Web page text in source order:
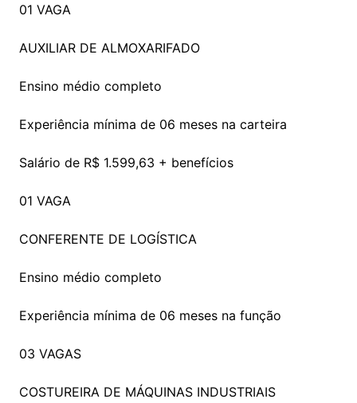
01 VAGA
AUXILIAR DE ALMOXARIFADO
Ensino médio completo
Experiência mínima de 06 meses na carteira
Salário de R$ 1.599,63 + benefícios
01 VAGA
CONFERENTE DE LOGÍSTICA
Ensino médio completo
Experiência mínima de 06 meses na função
03 VAGAS
COSTUREIRA DE MÁQUINAS INDUSTRIAIS